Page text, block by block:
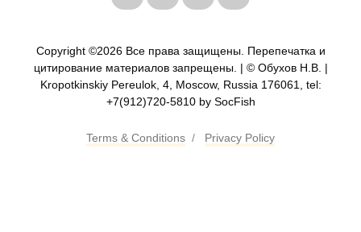
Copyright ©2026 Все права защищены. Перепечатка и
цитирование материалов запрещены. | © Обухов Н.В. |
Kropotkinskiy Pereulok, 4, Moscow, Russia 176061, tel:
+7(912)720-5810 by SocFish
Terms & Conditions / Privacy Policy